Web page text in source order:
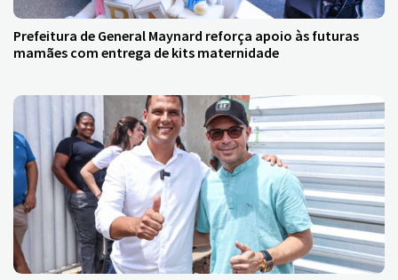
Prefeitura de General Maynard reforça apoio às futuras
mamães com entrega de kits maternidade